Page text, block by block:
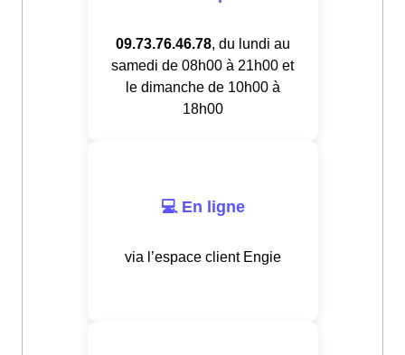
09.73.76.46.78, du lundi au
samedi de 08h00 à 21h00 et
le dimanche de 10h00 à
18h00
💻 En ligne
via l’espace client Engie